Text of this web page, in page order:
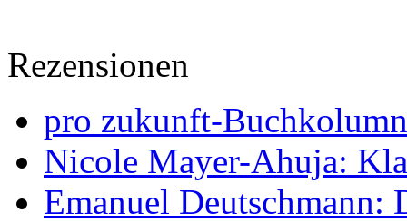
Rezensionen
pro zukunft-
Nicole Mayer-Ahuja:
Emanuel Deutschmann: